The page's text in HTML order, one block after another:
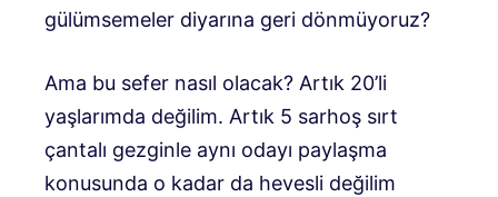
gülümsemeler diyarına geri dönmüyoruz?
Ama bu sefer nasıl olacak? Artık 20’li
yaşlarımda değilim. Artık 5 sarhoş sırt
çantalı gezginle aynı odayı paylaşma
konusunda o kadar da hevesli değilim